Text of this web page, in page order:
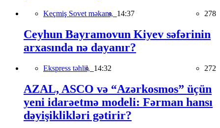
Keçmiş Sovet məkanı, 14:37 278
Ceyhun Bayramovun Kiyev səfərinin
arxasında nə dayanır?
Ekspress təhlil, 14:32 272
AZAL, ASCO və “Azərkosmos” üçün
yeni idarəetmə modeli: Fərman hansı
dəyişiklikləri gətirir?